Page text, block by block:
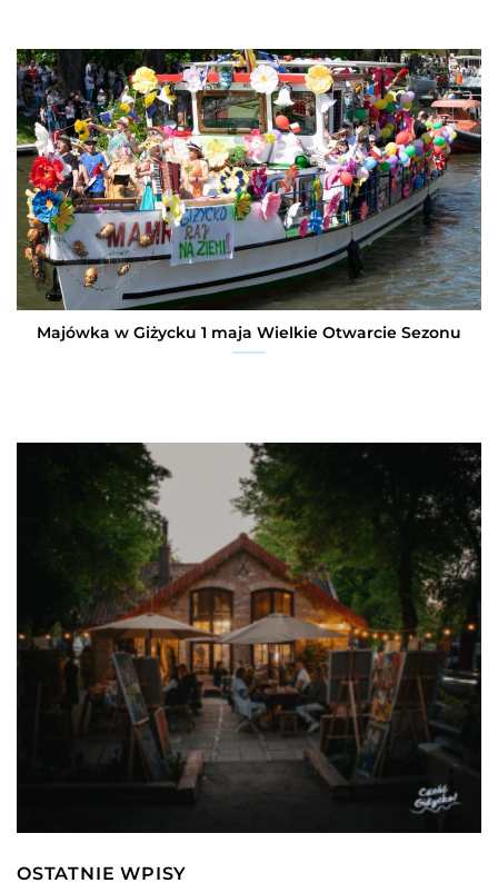
Majówka w Giżycku 1 maja Wielkie Otwarcie Sezonu
OSTATNIE WPISY